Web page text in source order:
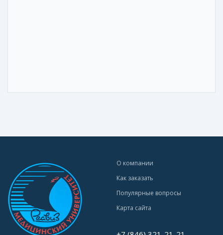
О компании
Как заказать
Популярные вопросы
Карта сайта